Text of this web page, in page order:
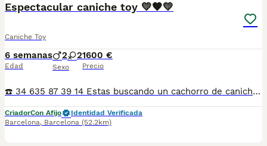
Espectacular caniche toy 💛🧡💛
Caniche Toy
6 semanas
Edad
2 2
Sexo
1600 €
Precio
☎️ 34 635 87 39 14 Estas buscando un cachorro de caniche?? Nosotros lo tenemos!! Criamos en casa en ambiente familiar Nuestros cachorros estan socializados desde el primer momento Los padres tienen muy buen caracter, morfología y pelaje Estan revisados por Veterinario Se entregan con dos meses, desparataciones, vacunas correspondientes Y garantía por escrito Posibilidad de llevartelo a casa Contrarembolso Y posibilidad de chip y pasaporte Estamos en Valladolid 📍 SEGOVIA Puedes informarte sin compromiso
CriadorCon Afijo
Identidad Verificada
Barcelona, Barcelona (52.2km)